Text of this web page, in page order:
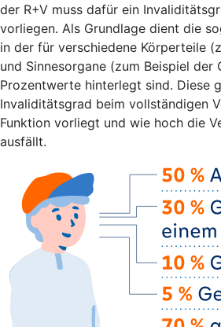
der R+V muss dafür ein
vorliegen. Als Grundlage dient die
in der für verschiedene Körperteile
und Sinnesorgane (zum Beispiel der
Prozentwerte hinterlegt sind. Diese
Invaliditätsgrad beim vollständigen
Funktion vorliegt und wie hoch die
ausfällt.